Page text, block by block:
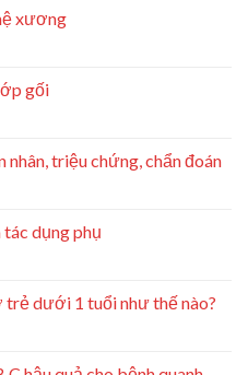
xương
gối
triệu chứng, chẩn đoán
tác dụng phụ
trẻ dưới 1 tuổi như thế nào?